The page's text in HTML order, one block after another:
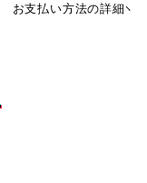
お支払い方法の詳細